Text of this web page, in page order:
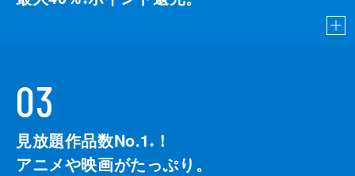
03
見放題作品数No.1 ※
！
アニメや映画がたっぷり。